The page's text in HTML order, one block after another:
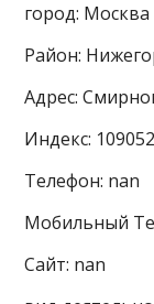
город: Москва
Район:
Адрес:
Индекс:
Телефон: nan
Мобильный
Сайт: nan